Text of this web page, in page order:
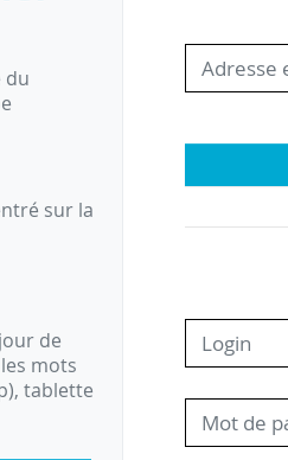
du
sur la
de
mots
tablette